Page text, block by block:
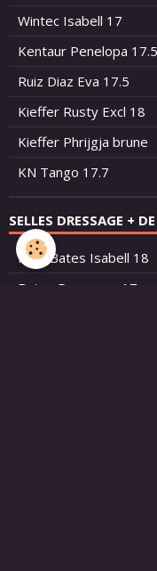
Wintec Isabell 17
Kentaur Penelopa 17.5
Ruiz Diaz Eva 17.5
Kieffer Rusty Excl 18
Kieffer Phrijgja brune
KN Tango 17.7
SELLES DRESSAGE +
New Bates Isabell 18
Bates Dressage 17